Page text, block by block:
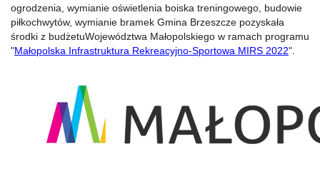
ogrodzenia, wymianie oświetlenia boiska treningowego, budowie
piłkochwytów, wymianie bramek Gmina Brzeszcze pozyskała
środki z budżetuWojewództwa Małopolskiego w ramach programu
"Małopolska Infrastruktura Rekreacyjno-Sportowa MIRS 2022".